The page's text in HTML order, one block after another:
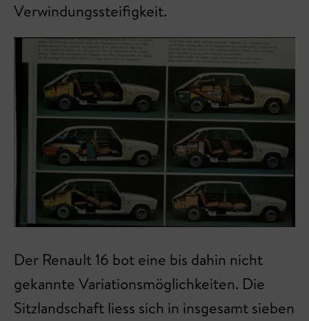
Verwindungssteifigkeit.
Der Renault 16 bot eine bis dahin nicht
gekannte Variationsmöglichkeiten. Die
Sitzlandschaft liess sich in insgesamt sieben